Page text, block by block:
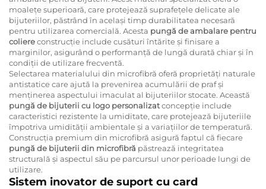
moalețe superioară, care protejează suprafețele delicate ale
bijuteriilor, păstrând în același timp durabilitatea necesară
pentru utilizarea comercială. Acesta pungă de ambalare pentru
coliereconstrucție include cusături întărite și finisare a
marginilor, asigurând o performanță de lungă durată chiar și în
condiții de utilizare frecventă.
Selectarea materialului din microfibră oferă proprietăți naturale
antistatice care ajută la prevenirea acumulării de praf și
menținerea aspectului imaculat al bijuteriilor stocate. Această
pungă de bijuterii cu logo personalizatconcepție include
caracteristici rezistente la umiditate, care protejează bijuteriile
împotriva umidității ambientale și a variațiilor de temperatură.
Construcția premium din microfibră asigură faptul că fiecare
pungă de bijuterii din microfibră păstrează integritatea
structurală și aspectul său pe parcursul unor perioade lungi de
utilizare.
Sistem inovator de suport cu card